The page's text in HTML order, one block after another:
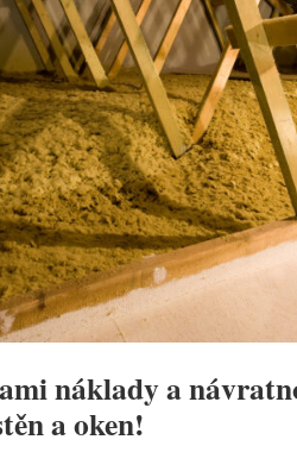
náklady a
a oken!